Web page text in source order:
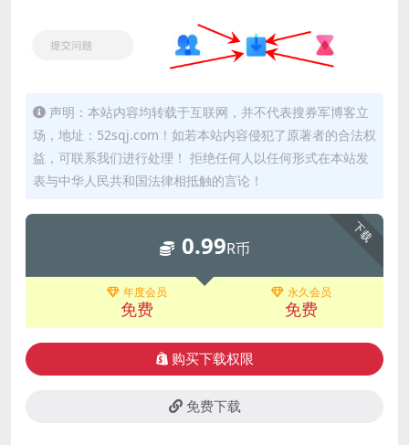
声明：本站内容均转载于互联网，并不代表搜券军博客立
场，地址：52sqj.com！如若本站内容侵犯了原著者的合法权
益，可联系我们进行处理！ 拒绝任何人以任何形式在本站发
表与中华人民共和国法律相抵触的言论！
下载
0.99R币
年度会员
免费
永久会员
免费
购买下载权限
免费下载